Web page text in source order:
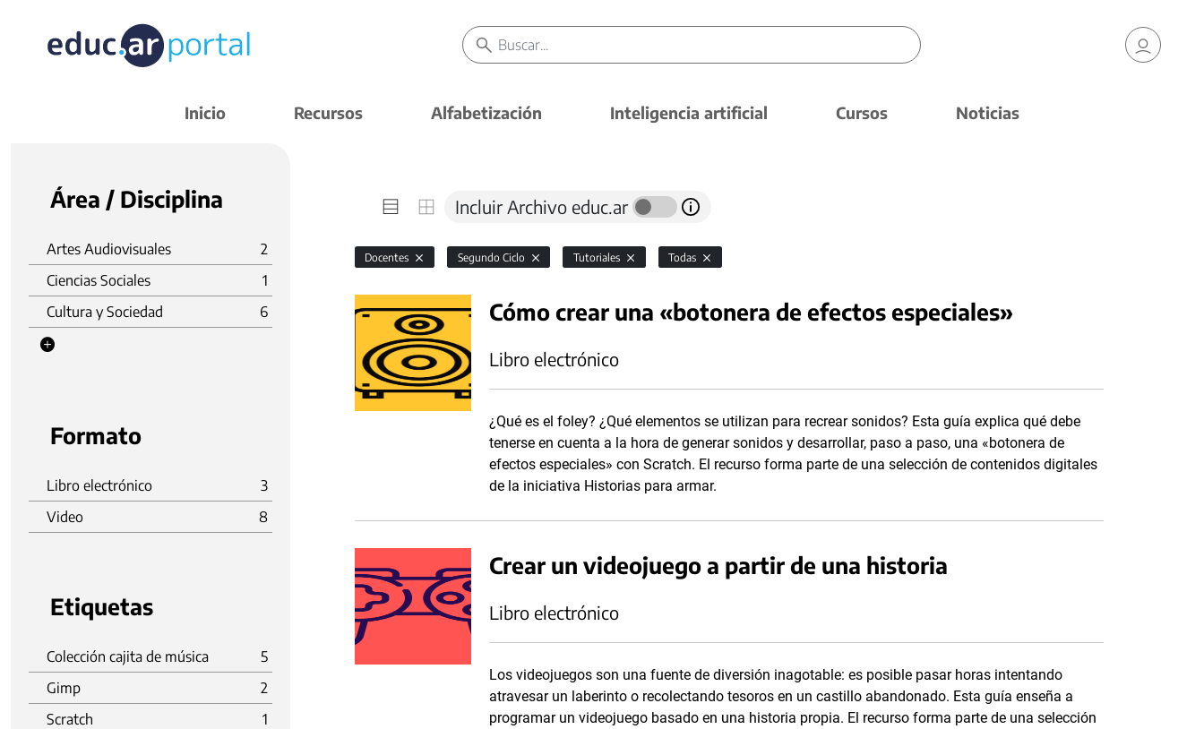
Inicio Recursos Alfabetización Inteligencia artificial Cursos Noticias
Área / Disciplina
Artes Audiovisuales
2
Ciencias Sociales
1
Cultura y Sociedad
6
Formato
Libro electrónico
3
Video
8
Etiquetas
Colección cajita de música
5
Gimp
2
Scratch
1
Incluir Archivo educ.ar
Docentes Segundo Ciclo Tutoriales Todas
Cómo crear una «botonera de efectos especiales»
Libro electrónico
¿Qué es el foley? ¿Qué elementos se utilizan para recrear sonidos? Esta guía explica qué debe
tenerse en cuenta a la hora de generar sonidos y desarrollar, paso a paso, una «botonera de
efectos especiales» con Scratch. El recurso forma parte de una selección de contenidos digitales
de la iniciativa Historias para armar.
Crear un videojuego a partir de una historia
Libro electrónico
Los videojuegos son una fuente de diversión inagotable: es posible pasar horas intentando
atravesar un laberinto o recolectando tesoros en un castillo abandonado. Esta guía enseña a
programar un videojuego basado en una historia propia. El recurso forma parte de una selección